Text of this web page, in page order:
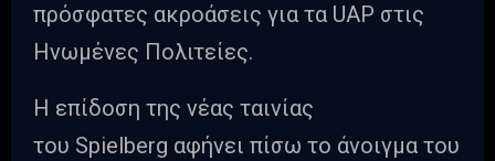
πρόσφατες ακροάσεις για τα UAP στις
Ηνωμένες Πολιτείες.
Η επίδοση της νέας ταινίας
του Spielberg αφήνει πίσω το άνοιγμα του